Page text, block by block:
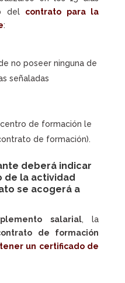
del contrato para la
:
no poseer ninguna de
señaladas
de formación le
de formación).
deberá indicar
de la actividad
se acogerá a
salarial, la
de formación
un certificado de